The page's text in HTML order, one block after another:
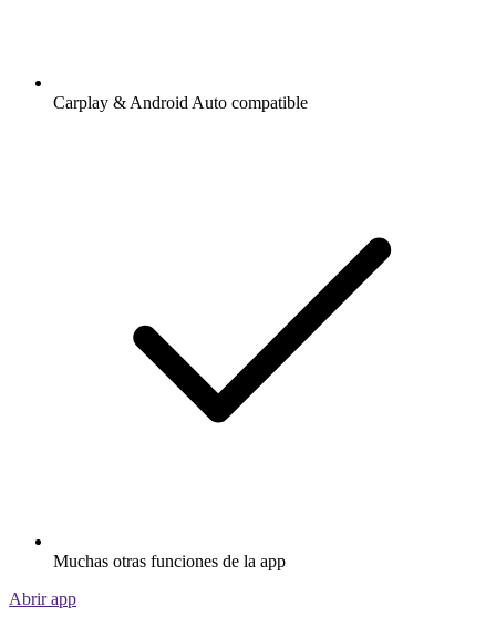
Carplay & Android Auto compatible
Muchas otras funciones de la app
Abrir app